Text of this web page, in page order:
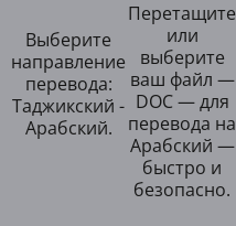
Выберите
направление
перевода:
Таджикский -
Арабский.
Перетащите
или
выберите
ваш файл —
DOC — для
перевода на
Арабский —
быстро и
безопасно.